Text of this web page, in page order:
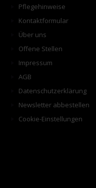
Pflegehinweise
Kontaktformular
Über uns
Offene Stellen
Impressum
AGB
Datenschutzerklärung
Newsletter abbestellen
Cookie-Einstellungen